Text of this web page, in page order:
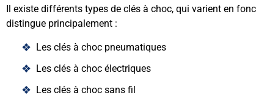
Il existe différents types de clés à choc, qui varient en
distingue principalement :
Les clés à choc pneumatiques
Les clés à choc électriques
Les clés à choc sans fil